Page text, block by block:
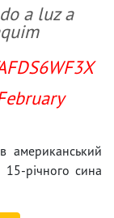
a luz a
американський
річного сина